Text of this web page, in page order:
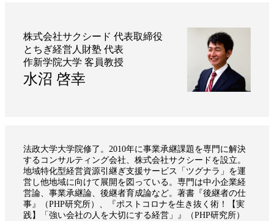
株式会社サクシード 代表取締役
とちぎ経営人財塾 代表
作新学院大学 客員教授
水沼 啓幸
法政大学大学院修了。2010年に事業承継課題を専門に解決
するコンサルティング会社、株式会社サクシードを設立。
地域特化型経営資源引継ぎ支援サービス「ツグナラ」を運
営し他地域に向けて展開を図っている。専門は中小企業経
営論、事業承継論、後継者育成論など。著書『後継者の仕
事』（PHP研究所）、『ポストコロナを生き抜く術！【実
践】「強い会社の人を大切にする経営」』（PHP研究所）